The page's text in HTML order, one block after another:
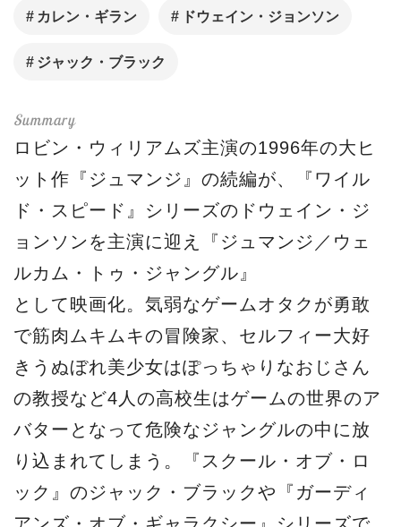
カレン・ギラン ドウェイン・ジョンソン
ジャック・ブラック
ロビン・ウィリアムズ主演の1996年の大ヒ
ット作『ジュマンジ』の続編が、『ワイル
ド・スピード』シリーズのドウェイン・ジ
ョンソンを主演に迎え『ジュマンジ／ウェ
ルカム・トゥ・ジャングル』
として映画化。気弱なゲームオタクが勇敢
で筋肉ムキムキの冒険家、セルフィー大好
きうぬぼれ美少女はぽっちゃりなおじさん
の教授など4人の高校生はゲームの世界のア
バターとなって危険なジャングルの中に放
り込まれてしまう。『スクール・オブ・ロ
ック』のジャック・ブラックや『ガーディ